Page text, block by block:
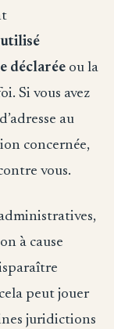
utilisé
déclarée ou la
Si vous avez
au
concernée,
vous.
à cause
peut jouer
juridictions